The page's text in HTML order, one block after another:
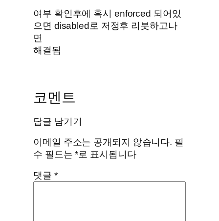
여부 확인후에 혹시 enforced 되어있
으면 disabled로 저정후 리붓하고나
면
해결됨
코멘트
답글 남기기
이메일 주소는 공개되지 않습니다. 필
수 필드는*로 표시됩니다
댓글 *